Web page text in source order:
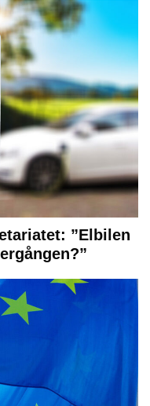
”Elbilen